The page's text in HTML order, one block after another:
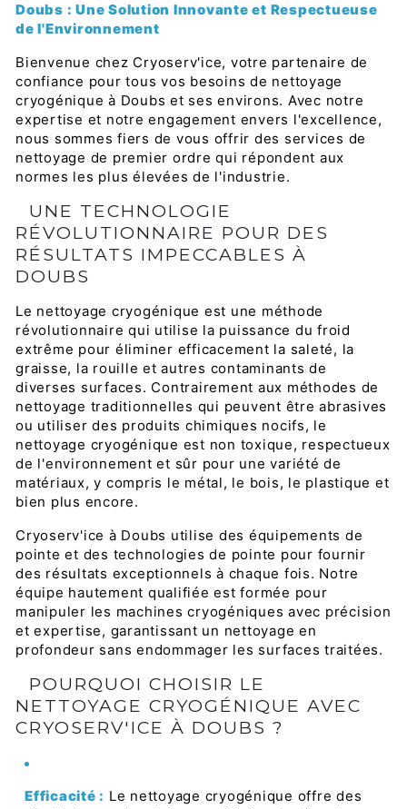
Doubs : Une Solution Innovante et Respectueuse
de l'Environnement
Bienvenue chez Cryoserv'ice, votre partenaire de
confiance pour tous vos besoins de nettoyage
cryogénique à Doubs et ses environs. Avec notre
expertise et notre engagement envers l'excellence,
nous sommes fiers de vous offrir des services de
nettoyage de premier ordre qui répondent aux
normes les plus élevées de l'industrie.
UNE TECHNOLOGIE
RÉVOLUTIONNAIRE POUR DES
RÉSULTATS IMPECCABLES À
DOUBS
Le nettoyage cryogénique est une méthode
révolutionnaire qui utilise la puissance du froid
extrême pour éliminer efficacement la saleté, la
graisse, la rouille et autres contaminants de
diverses surfaces. Contrairement aux méthodes de
nettoyage traditionnelles qui peuvent être abrasives
ou utiliser des produits chimiques nocifs, le
nettoyage cryogénique est non toxique, respectueux
de l'environnement et sûr pour une variété de
matériaux, y compris le métal, le bois, le plastique et
bien plus encore.
Cryoserv'ice à Doubs utilise des équipements de
pointe et des technologies de pointe pour fournir
des résultats exceptionnels à chaque fois. Notre
équipe hautement qualifiée est formée pour
manipuler les machines cryogéniques avec précision
et expertise, garantissant un nettoyage en
profondeur sans endommager les surfaces traitées.
POURQUOI CHOISIR LE
NETTOYAGE CRYOGÉNIQUE AVEC
CRYOSERV'ICE À DOUBS ?
Efficacité : Le nettoyage cryogénique offre des